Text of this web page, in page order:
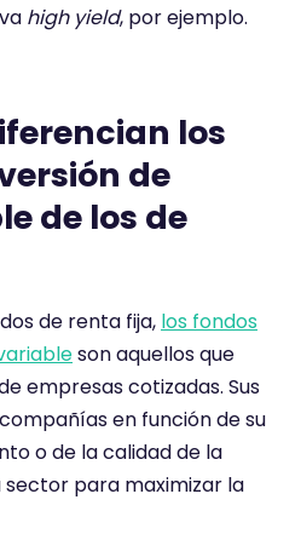
high yield, por ejemplo.
los
de
de los de
de renta fija, los fondos
son aquellos que
empresas cotizadas. Sus
en función de su
o de la calidad de la
para maximizar la